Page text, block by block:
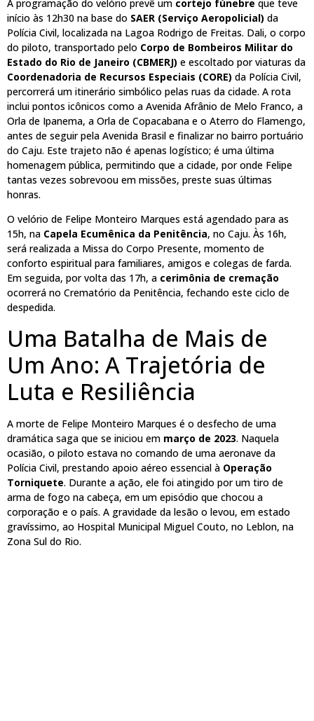
A programação do velório prevê um cortejo fúnebre que teve
início às 12h30 na base do SAER (Serviço Aeropolicial) da
Polícia Civil, localizada na Lagoa Rodrigo de Freitas. Dali, o corpo
do piloto, transportado pelo Corpo de Bombeiros Militar do
Estado do Rio de Janeiro (CBMERJ) e escoltado por viaturas da
Coordenadoria de Recursos Especiais (CORE) da Polícia Civil,
percorrerá um itinerário simbólico pelas ruas da cidade. A rota
inclui pontos icônicos como a Avenida Afrânio de Melo Franco, a
Orla de Ipanema, a Orla de Copacabana e o Aterro do Flamengo,
antes de seguir pela Avenida Brasil e finalizar no bairro portuário
do Caju. Este trajeto não é apenas logístico; é uma última
homenagem pública, permitindo que a cidade, por onde Felipe
tantas vezes sobrevoou em missões, preste suas últimas
honras.
O velório de Felipe Monteiro Marques está agendado para as
15h, na Capela Ecumênica da Penitência, no Caju. Às 16h,
será realizada a Missa do Corpo Presente, momento de
conforto espiritual para familiares, amigos e colegas de farda.
Em seguida, por volta das 17h, a cerimônia de cremação
ocorrerá no Crematório da Penitência, fechando este ciclo de
despedida.
Uma Batalha de Mais de
Um Ano: A Trajetória de
Luta e Resiliência
A morte de Felipe Monteiro Marques é o desfecho de uma
dramática saga que se iniciou em março de 2023. Naquela
ocasião, o piloto estava no comando de uma aeronave da
Polícia Civil, prestando apoio aéreo essencial à Operação
Torniquete. Durante a ação, ele foi atingido por um tiro de
arma de fogo na cabeça, em um episódio que chocou a
corporação e o país. A gravidade da lesão o levou, em estado
gravíssimo, ao Hospital Municipal Miguel Couto, no Leblon, na
Zona Sul do Rio.